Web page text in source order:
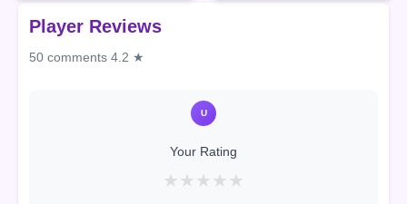
Player Reviews
50 comments 4.2 ★
U
Your Rating
★ ★ ★ ★ ★